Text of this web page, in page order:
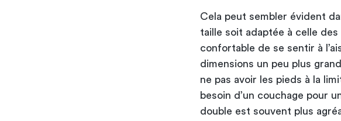
Cela peut sembler évident
taille soit adaptée à celle
confortable de se sentir à
dimensions un peu plus
ne pas avoir les pieds à la
besoin d’un couchage pour
double est souvent plus